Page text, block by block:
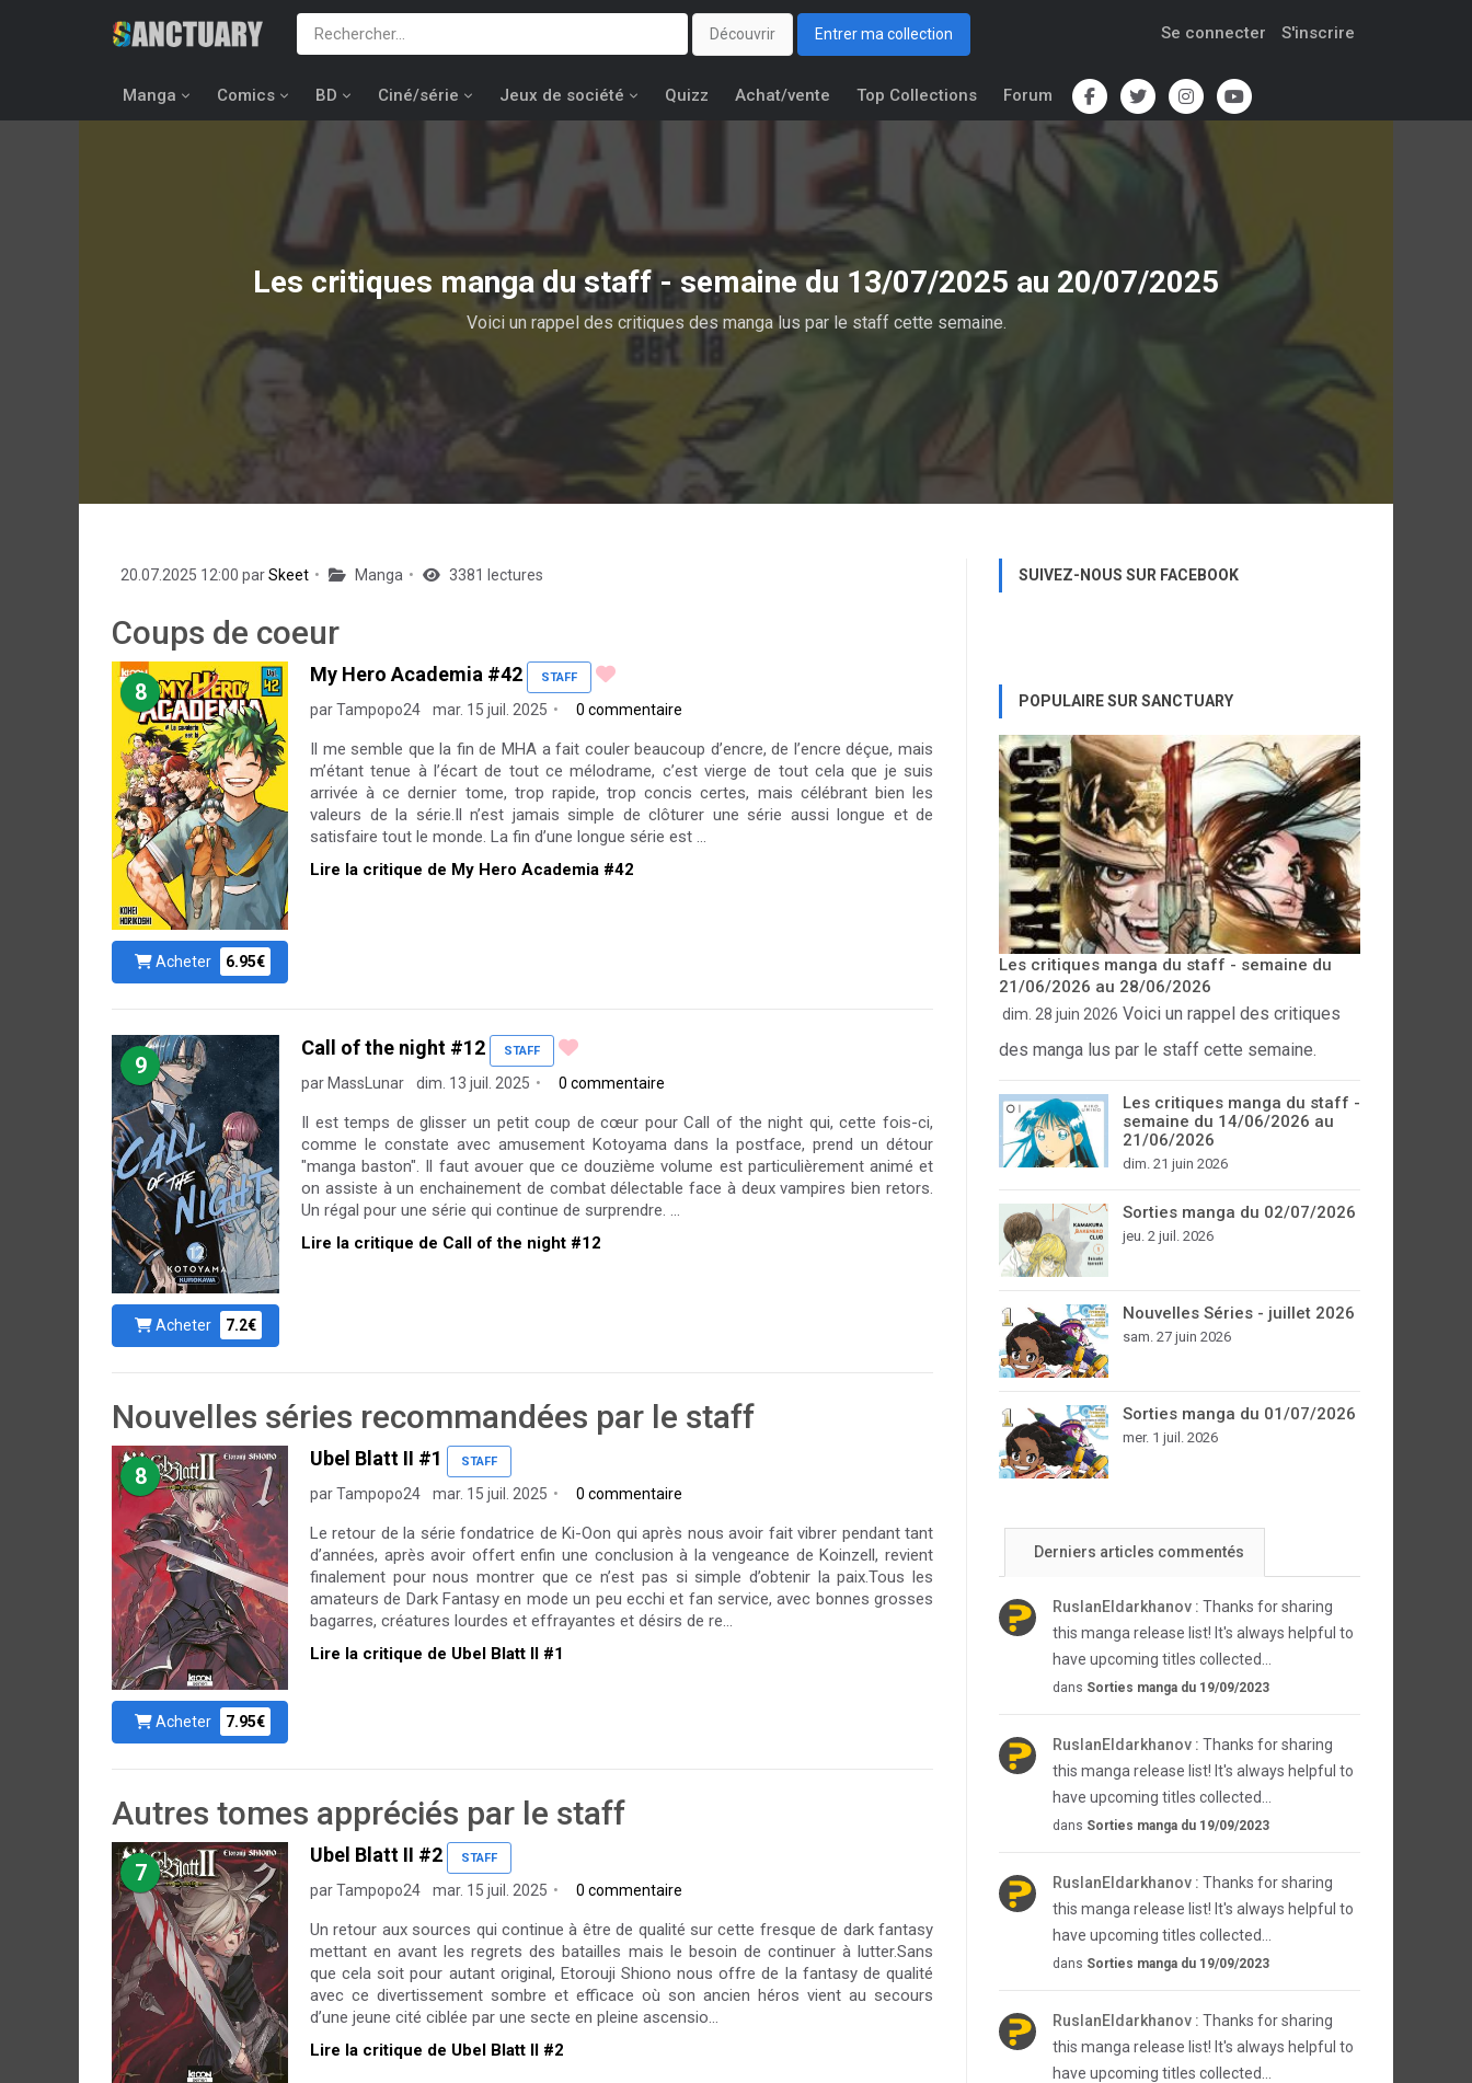
Découvrir Entrer ma collection Se connecter S'inscrire
Manga Comics BD Ciné/série Jeux de société Quizz Achat/vente Top Collections Forum
Les critiques manga du staff - semaine du 13/07/2025 au 20/07/2025
Voici un rappel des critiques des manga lus par le staff cette semaine.
20.07.2025 12:00 parSkeet Manga 3381 lectures
Coups de coeur
8
Acheter 6.95€
My Hero Academia #42 STAFF
par Tampopo24 mar. 15 juil. 2025 0 commentaire
Il me semble que la fin de MHA a fait couler beaucoup d’encre, de l’encre déçue, mais
m’étant tenue à l’écart de tout ce mélodrame, c’est vierge de tout cela que je suis
arrivée à ce dernier tome, trop rapide, trop concis certes, mais célébrant bien les
valeurs de la série.Il n’est jamais simple de clôturer une série aussi longue et de
satisfaire tout le monde. La fin d’une longue série est ...
Lire la critique de My Hero Academia #42
9
Acheter 7.2€
Call of the night #12 STAFF
par MassLunar dim. 13 juil. 2025 0 commentaire
Il est temps de glisser un petit coup de cœur pour Call of the night qui, cette fois-ci,
comme le constate avec amusement Kotoyama dans la postface, prend un détour
"manga baston". Il faut avouer que ce douzième volume est particulièrement animé et
on assiste à un enchainement de combat délectable face à deux vampires bien retors.
Un régal pour une série qui continue de surprendre. ...
Lire la critique de Call of the night #12
Nouvelles séries recommandées par le staff
8
Acheter 7.95€
Ubel Blatt II #1 STAFF
par Tampopo24 mar. 15 juil. 2025 0 commentaire
Le retour de la série fondatrice de Ki-Oon qui après nous avoir fait vibrer pendant tant
d’années, après avoir offert enfin une conclusion à la vengeance de Koinzell, revient
finalement pour nous montrer que ce n’est pas si simple d’obtenir la paix.Tous les
amateurs de Dark Fantasy en mode un peu ecchi et fan service, avec bonnes grosses
bagarres, créatures lourdes et effrayantes et désirs de re...
Lire la critique de Ubel Blatt II #1
Autres tomes appréciés par le staff
7
Ubel Blatt II #2 STAFF
par Tampopo24 mar. 15 juil. 2025 0 commentaire
Un retour aux sources qui continue à être de qualité sur cette fresque de dark fantasy
mettant en avant les regrets des batailles mais le besoin de continuer à lutter.Sans
que cela soit pour autant original, Etorouji Shiono nous offre de la fantasy de qualité
avec ce divertissement sombre et efficace où son ancien héros vient au secours
d’une jeune cité ciblée par une secte en pleine ascensio...
Lire la critique de Ubel Blatt II #2
SUIVEZ-NOUS SUR FACEBOOK
POPULAIRE SUR SANCTUARY
Les critiques manga du staff - semaine du
21/06/2026 au 28/06/2026
dim. 28 juin 2026 Voici un rappel des critiques
des manga lus par le staff cette semaine.
Les critiques manga du staff -
semaine du 14/06/2026 au
21/06/2026
dim. 21 juin 2026
Sorties manga du 02/07/2026
jeu. 2 juil. 2026
Nouvelles Séries - juillet 2026
sam. 27 juin 2026
Sorties manga du 01/07/2026
mer. 1 juil. 2026
Derniers articles commentés
RuslanEldarkhanov : Thanks for sharing
this manga release list! It's always helpful to
have upcoming titles collected...
dans Sorties manga du 19/09/2023
RuslanEldarkhanov : Thanks for sharing
this manga release list! It's always helpful to
have upcoming titles collected...
dans Sorties manga du 19/09/2023
RuslanEldarkhanov : Thanks for sharing
this manga release list! It's always helpful to
have upcoming titles collected...
dans Sorties manga du 19/09/2023
RuslanEldarkhanov : Thanks for sharing
this manga release list! It's always helpful to
have upcoming titles collected...